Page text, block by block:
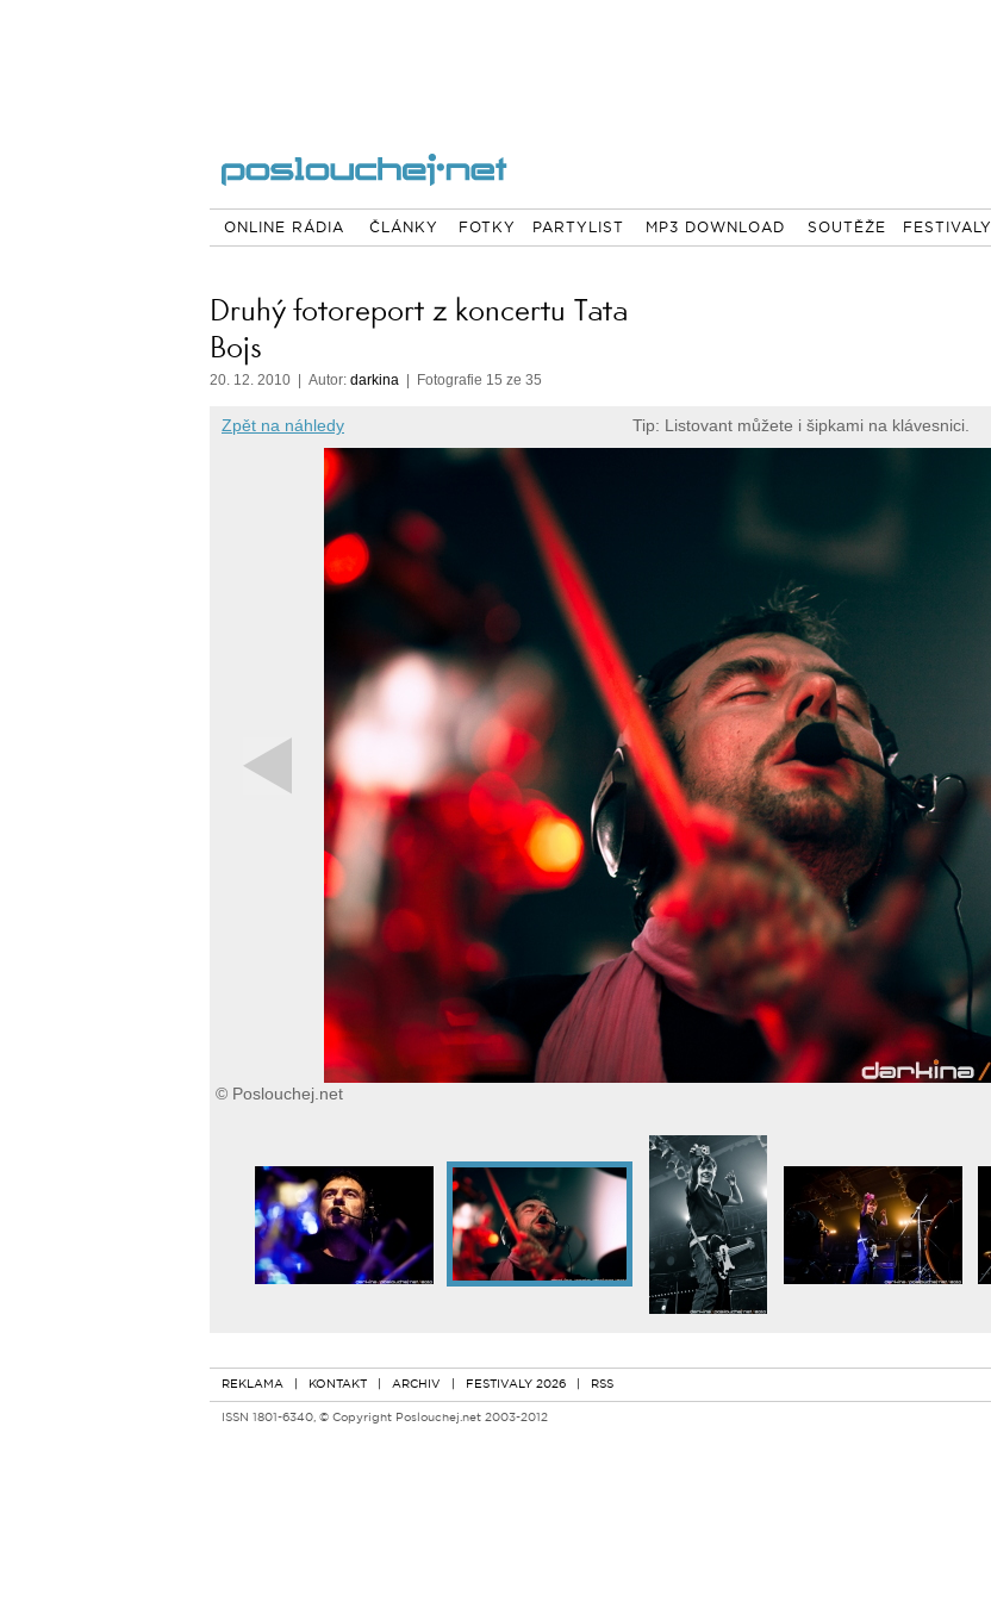
ONLINE RÁDIA ČLÁNKY FOTKY PARTYLIST MP3 DOWNLOAD SOUTĚŽE FESTIVALY
Druhý fotoreport z koncertu Tata
Bojs
20. 12. 2010 | Autor: darkina | Fotografie 15 ze 35
Zpět na náhledy Tip: Listovant můžete i šipkami na klávesnici.
© Poslouchej.net
REKLAMA | KONTAKT | ARCHIV | FESTIVALY 2026 | RSS
ISSN 1801-6340, © Copyright Poslouchej.net 2003-2012